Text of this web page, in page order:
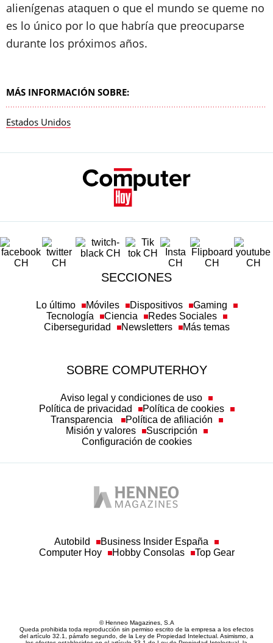
alienígenas ataquen o que el mundo se queme no
es lo único por lo que habría que preocuparse
durante los próximos años.
MÁS INFORMACIÓN SOBRE:
Estados Unidos
SECCIONES
Lo último Móviles Dispositivos
Gaming
Tecnología
Ciencia
Redes Sociales
Ciberseguridad
Newsletters Más temas
SOBRE COMPUTERHOY
Aviso legal y condiciones de uso
Política de privacidad
Política de cookies
Transparencia
Política de afiliación
Misión y valores
Suscripción
Configuración de cookies
Autobild
Business Insider España
Computer Hoy
Hobby Consolas Top Gear
© Henneo Magazines, S.A
Queda prohibida toda reproducción sin permiso escrito de la empresa a los efectos
del artículo 32.1, párrafo segundo, de la Ley de Propiedad Intelectual. Asimismo, a